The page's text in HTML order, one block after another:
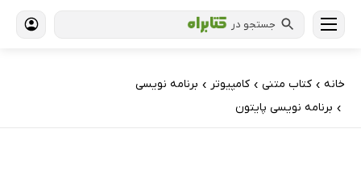
جستجو در
خانه › کتاب‌ متنی › کامپیوتر › برنامه نویسی
› برنامه نویسی پایتون